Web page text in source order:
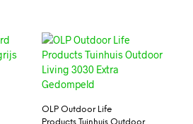
OLP Outdoor Life